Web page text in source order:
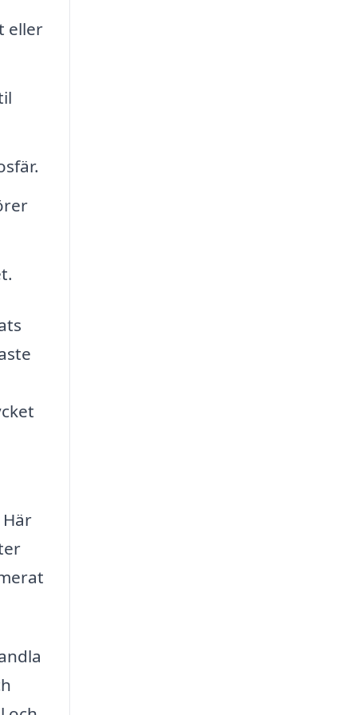
eller